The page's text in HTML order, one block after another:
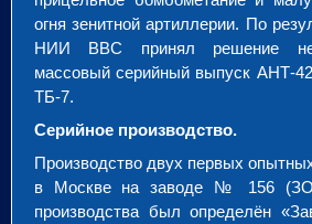
огня зенитной артиллерии. По
НИИ ВВС принял решение
массовый серийный выпуск АНТ-
ТБ-7.
Серийное производство.
Производство двух первых
в Москве на заводе № 156
производства был определён